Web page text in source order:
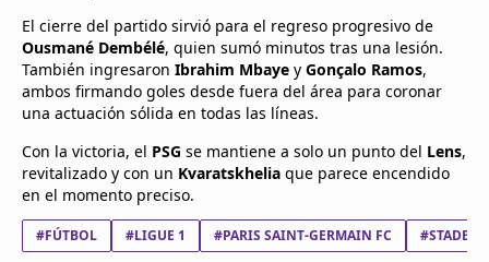
El cierre del partido sirvió para el regreso progresivo de
Ousmané Dembélé, quien sumó minutos tras una lesión.
También ingresaron Ibrahim Mbaye y Gonçalo Ramos,
ambos firmando goles desde fuera del área para coronar
una actuación sólida en todas las líneas.
Con la victoria, el PSG se mantiene a solo un punto del Lens,
revitalizado y con un Kvaratskhelia que parece encendido
en el momento preciso.
#FÚTBOL #LIGUE 1 #PARIS SAINT-GERMAIN FC #STADE